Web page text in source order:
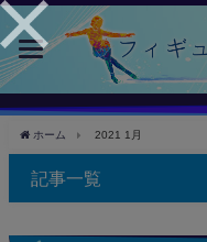
toggle
navigation
ホーム 2021 1月
記事一覧